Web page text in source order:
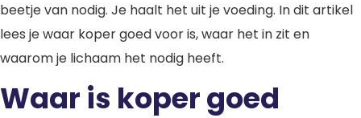
beetje van nodig. Je haalt het uit je voeding. In dit artikel
lees je waar koper goed voor is, waar het in zit en
waarom je lichaam het nodig heeft.
Waar is koper goed